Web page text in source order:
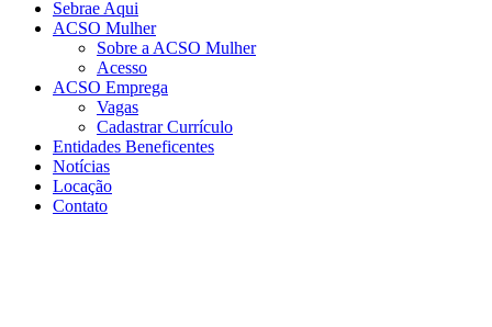
Sebrae Aqui
ACSO Mulher
Sobre a ACSO Mulher
Acesso
ACSO Emprega
Vagas
Cadastrar Currículo
Entidades Beneficentes
Notícias
Locação
Contato